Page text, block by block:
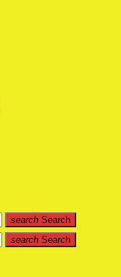
search Search
search Search